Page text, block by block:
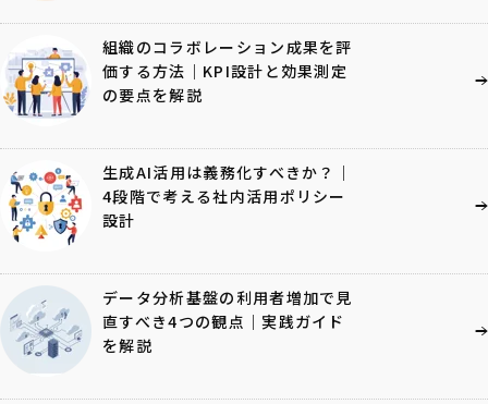
組織のコラボレーション成果を評
価する方法｜KPI設計と効果測定
の要点を解説
生成AI活用は義務化すべきか？｜
4段階で考える社内活用ポリシー
設計
データ分析基盤の利用者増加で見
直すべき4つの観点｜実践ガイド
を解説